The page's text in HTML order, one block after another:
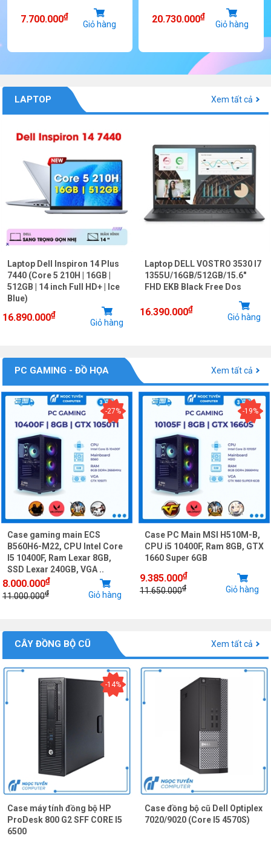
7.700.000₫
Giỏ hàng 20.730.000₫
Giỏ hàng
LAPTOP Xem tất cả
Laptop Dell Inspiron 14 Plus
7440 (Core 5 210H | 16GB |
512GB | 14 inch Full HD+ | Ice
Blue)
16.890.000₫
Giỏ hàng
Laptop DELL VOSTRO 3530 I7
1355U/16GB/512GB/15.6"
FHD EKB Black Free Dos
16.390.000₫
Giỏ hàng
PC GAMING - ĐỒ HỌA Xem tất cả
-27%
Case gaming main ECS
B560H6-M22, CPU Intel Core
I5 10400F, Ram Lexar 8GB,
SSD Lexar 240GB, VGA ..
8.000.000₫
11.000.000₫ Giỏ hàng
-19%
Case PC Main MSI H510M-B,
CPU i5 10400F, Ram 8GB, GTX
1660 Super 6GB
9.385.000₫
11.650.000₫ Giỏ hàng
CÂY ĐỒNG BỘ CŨ Xem tất cả
-14%
Case máy tính đồng bộ HP
ProDesk 800 G2 SFF CORE I5
6500
Case đồng bộ cũ Dell Optiplex
7020/9020 (Core I5 4570S)